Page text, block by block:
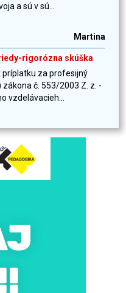
a sú v sú...
Martina
rigorózna skúška
príplatku za profesijný
č. 553/2003 Z. z. -
vzdelávacieh...